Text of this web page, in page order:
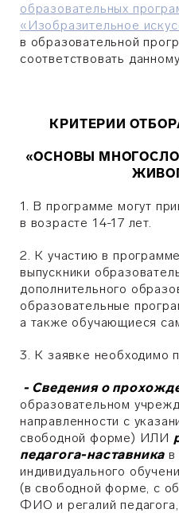
образовательных
«Изобразительное
в образовательной
соответствовать
КРИТЕРИИ
«ОСНОВЫ
1. В программе могут
в возрасте 14-17 лет.
2. К участию в
выпускники
дополнительного
образовательные
а также обучающиеся
3. К заявке необходимо
- Сведения о
образовательном
направленности с
свободной форме) ИЛИ
педагога-наставника в
индивидуального
(в свободной форме, с
ФИО и регалий